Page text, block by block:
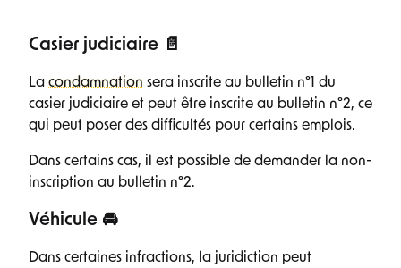
Casier judiciaire 📄
La condamnation sera inscrite au bulletin n°1 du
casier judiciaire et peut être inscrite au bulletin n°2, ce
qui peut poser des difficultés pour certains emplois.
Dans certains cas, il est possible de demander la non-
inscription au bulletin n°2.
Véhicule 🚘
Dans certaines infractions, la juridiction peut